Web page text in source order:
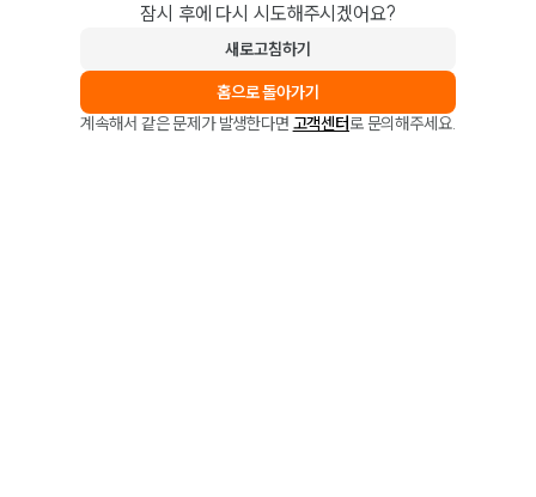
잠시 후에 다시 시도해주시겠어요?
새로고침하기
홈으로 돌아가기
계속해서 같은 문제가 발생한다면 고객센터로 문의해주세요.